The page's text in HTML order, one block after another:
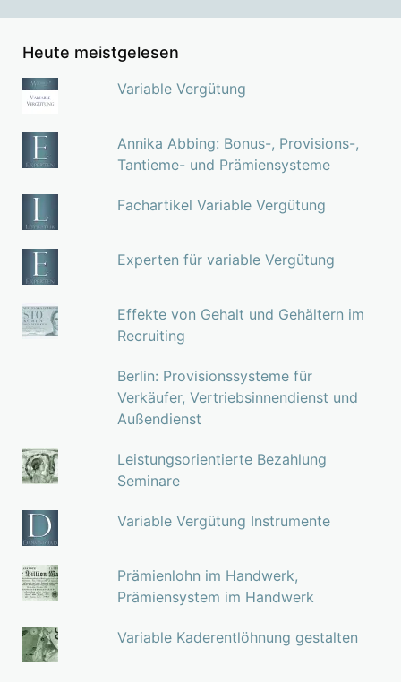
Heute meistgelesen
Variable Vergütung
Annika Abbing: Bonus-, Provisions-,
Tantieme- und Prämiensysteme
Fachartikel Variable Vergütung
Experten für variable Vergütung
Effekte von Gehalt und Gehältern im
Recruiting
Berlin: Provisionssysteme für
Verkäufer, Vertriebsinnendienst und
Außendienst
Leistungsorientierte Bezahlung
Seminare
Variable Vergütung Instrumente
Prämienlohn im Handwerk,
Prämiensystem im Handwerk
Variable Kaderentlöhnung gestalten